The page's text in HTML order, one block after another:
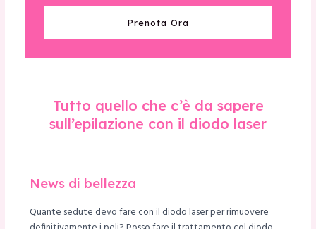
Prenota Ora
Tutto quello che c’è da sapere
sull’epilazione con il diodo laser
News di bellezza
Quante sedute devo fare con il diodo laser per rimuovere